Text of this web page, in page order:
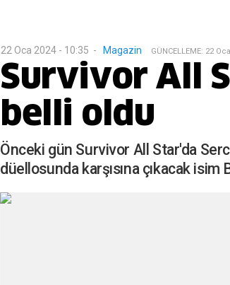
22 Oca 2024 - 10:35 - Magazin GÜNCELLEME: 22
Survivor All
belli oldu
Önceki gün Survivor All Star'da
düellosunda karşısına çıkacak